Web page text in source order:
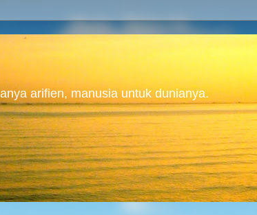
arifien, manusia untuk dunianya.